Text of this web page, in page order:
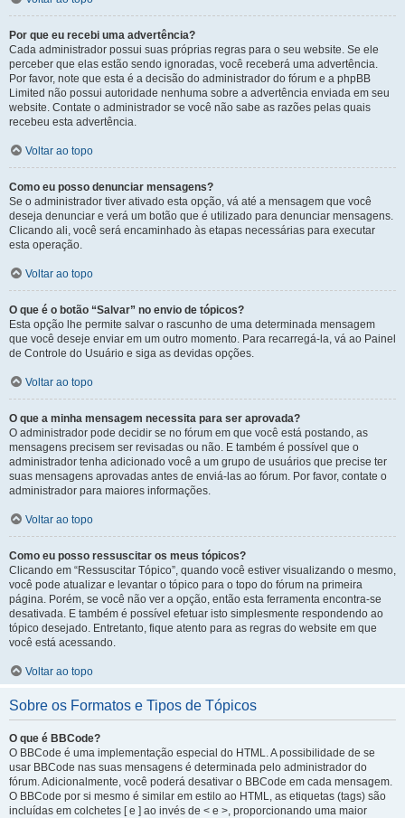
Por que eu recebi uma advertência?
Cada administrador possui suas próprias regras para o seu website. Se ele
perceber que elas estão sendo ignoradas, você receberá uma advertência.
Por favor, note que esta é a decisão do administrador do fórum e a phpBB
Limited não possui autoridade nenhuma sobre a advertência enviada em seu
website. Contate o administrador se você não sabe as razões pelas quais
recebeu esta advertência.
Voltar ao topo
Como eu posso denunciar mensagens?
Se o administrador tiver ativado esta opção, vá até a mensagem que você
deseja denunciar e verá um botão que é utilizado para denunciar mensagens.
Clicando ali, você será encaminhado às etapas necessárias para executar
esta operação.
Voltar ao topo
O que é o botão “Salvar” no envio de tópicos?
Esta opção lhe permite salvar o rascunho de uma determinada mensagem
que você deseje enviar em um outro momento. Para recarregá-la, vá ao Painel
de Controle do Usuário e siga as devidas opções.
Voltar ao topo
O que a minha mensagem necessita para ser aprovada?
O administrador pode decidir se no fórum em que você está postando, as
mensagens precisem ser revisadas ou não. E também é possível que o
administrador tenha adicionado você a um grupo de usuários que precise ter
suas mensagens aprovadas antes de enviá-las ao fórum. Por favor, contate o
administrador para maiores informações.
Voltar ao topo
Como eu posso ressuscitar os meus tópicos?
Clicando em “Ressuscitar Tópico”, quando você estiver visualizando o mesmo,
você pode atualizar e levantar o tópico para o topo do fórum na primeira
página. Porém, se você não ver a opção, então esta ferramenta encontra-se
desativada. E também é possível efetuar isto simplesmente respondendo ao
tópico desejado. Entretanto, fique atento para as regras do website em que
você está acessando.
Voltar ao topo
Sobre os Formatos e Tipos de Tópicos
O que é BBCode?
O BBCode é uma implementação especial do HTML. A possibilidade de se
usar BBCode nas suas mensagens é determinada pelo administrador do
fórum. Adicionalmente, você poderá desativar o BBCode em cada mensagem.
O BBCode por si mesmo é similar em estilo ao HTML, as etiquetas (tags) são
incluídas em colchetes [ e ] ao invés de < e >, proporcionando uma maior